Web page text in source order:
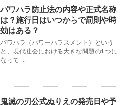
パワハラ防止法の内容や正式名称
は？施行日はいつからで罰則や時
効はある？
パワハラ（パワーハラスメント）という
と、現代社会における大きな問題の1つに
なって ...
鬼滅の刃公式ぬりえの発売日や予